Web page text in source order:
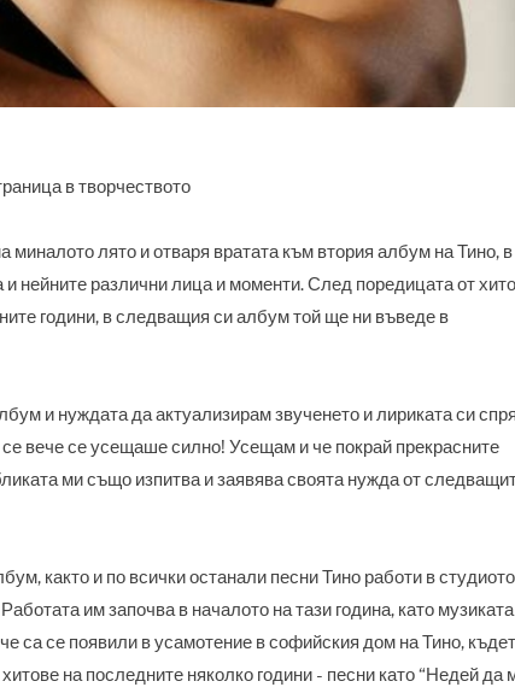
в творчеството
миналото лято и отваря вратата към втория албум на Тино, в
нейните различни лица и моменти. След поредицата от
години, в следващия си албум той ще ни въведе в
и нуждата да актуализирам звученето и лириката си
вече се усещаше силно! Усещам и че покрай прекрасните
ми също изпитва и заявява своята нужда от
както и по всички останали песни Тино работи в
им започва в началото на тази година, като
са се появили в усамотение в софийския дом на Тино,
на последните няколко години - песни като “Недей да